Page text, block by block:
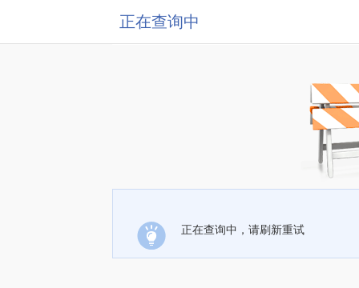
正在查询中
正在查询中，请刷新重试